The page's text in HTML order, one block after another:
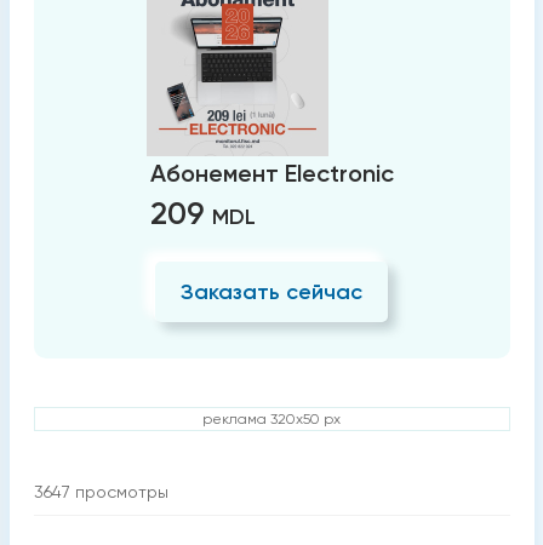
Абонемент Electronic
209 MDL
Заказать сейчас
реклама 320x50 px
3647 просмотры